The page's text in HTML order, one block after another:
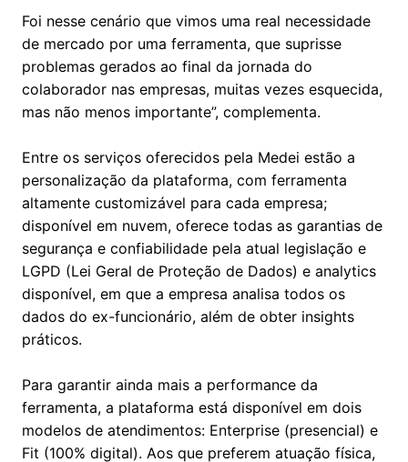
Foi nesse cenário que vimos uma real necessidade
de mercado por uma ferramenta, que suprisse
problemas gerados ao final da jornada do
colaborador nas empresas, muitas vezes esquecida,
mas não menos importante”, complementa.
Entre os serviços oferecidos pela Medei estão a
personalização da plataforma, com ferramenta
altamente customizável para cada empresa;
disponível em nuvem, oferece todas as garantias de
segurança e confiabilidade pela atual legislação e
LGPD (Lei Geral de Proteção de Dados) e analytics
disponível, em que a empresa analisa todos os
dados do ex-funcionário, além de obter insights
práticos.
Para garantir ainda mais a performance da
ferramenta, a plataforma está disponível em dois
modelos de atendimentos: Enterprise (presencial) e
Fit (100% digital). Aos que preferem atuação física,